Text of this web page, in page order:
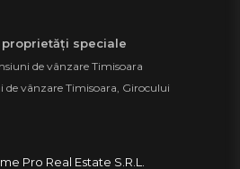
proprietăți speciale
de vânzare Timisoara
de vânzare Timisoara, Girocului
Pro Real Estate S.R.L.